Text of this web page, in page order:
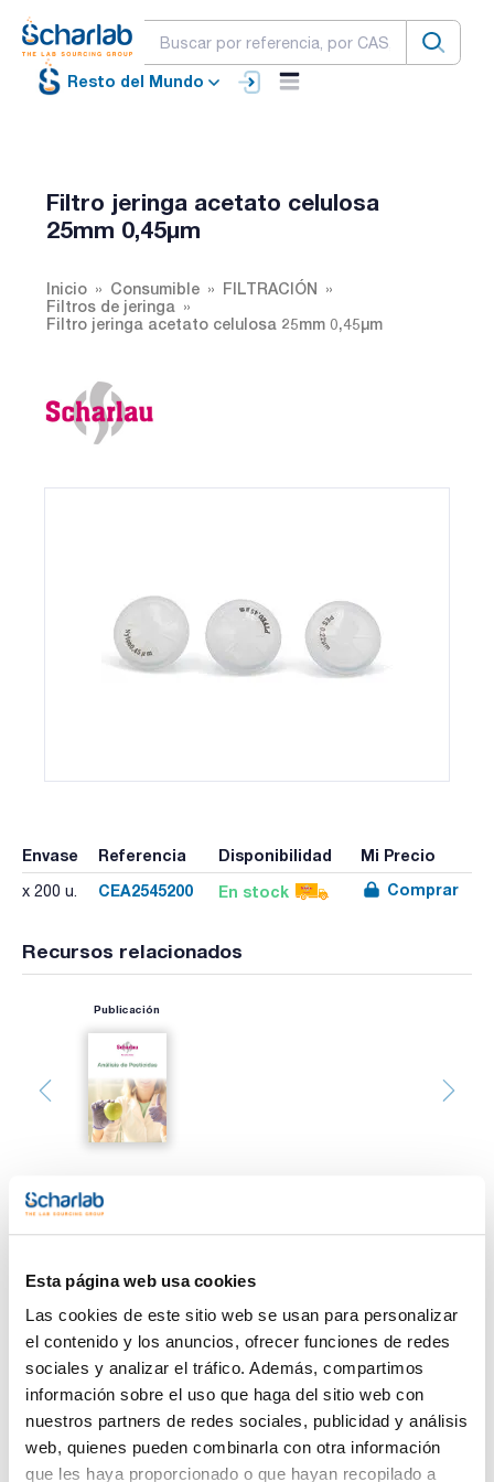
Esta página web usa cookies
Las cookies de este sitio web se usan para personalizar
el contenido y los anuncios, ofrecer funciones de redes
sociales y analizar el tráfico. Además, compartimos
información sobre el uso que haga del sitio web con
nuestros partners de redes sociales, publicidad y análisis
web, quienes pueden combinarla con otra información
que les haya proporcionado o que hayan recopilado a
Resto del Mundo
Filtro jeringa acetato celulosa
25mm 0,45µm
Inicio Consumible
FILTRACIÓN
Filtros de jeringa
Filtro jeringa acetato celulosa 25mm 0,45µm
Envase Referencia Disponibilidad Mi Precio
x 200 u. CEA2545200 En stock Comprar
Recursos relacionados
Publicación
Características
Diámetro (mm) : 25
Tamaño poro (µm) : 0,45
Pack (u.) : 200
Los filtros de jeringa Scharlau se utilizan principalmente para
filtrar pequeñas muestras acuosas y orgánicas previamente
a la inyección cromatográfica. Las muestras filtradas
aseguran la protección de columna. La carcasa de estos
Ver más
Documentación técnica